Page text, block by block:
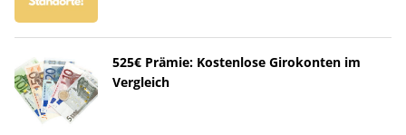
525€ Prämie: Kostenlose Girokonten im
Vergleich